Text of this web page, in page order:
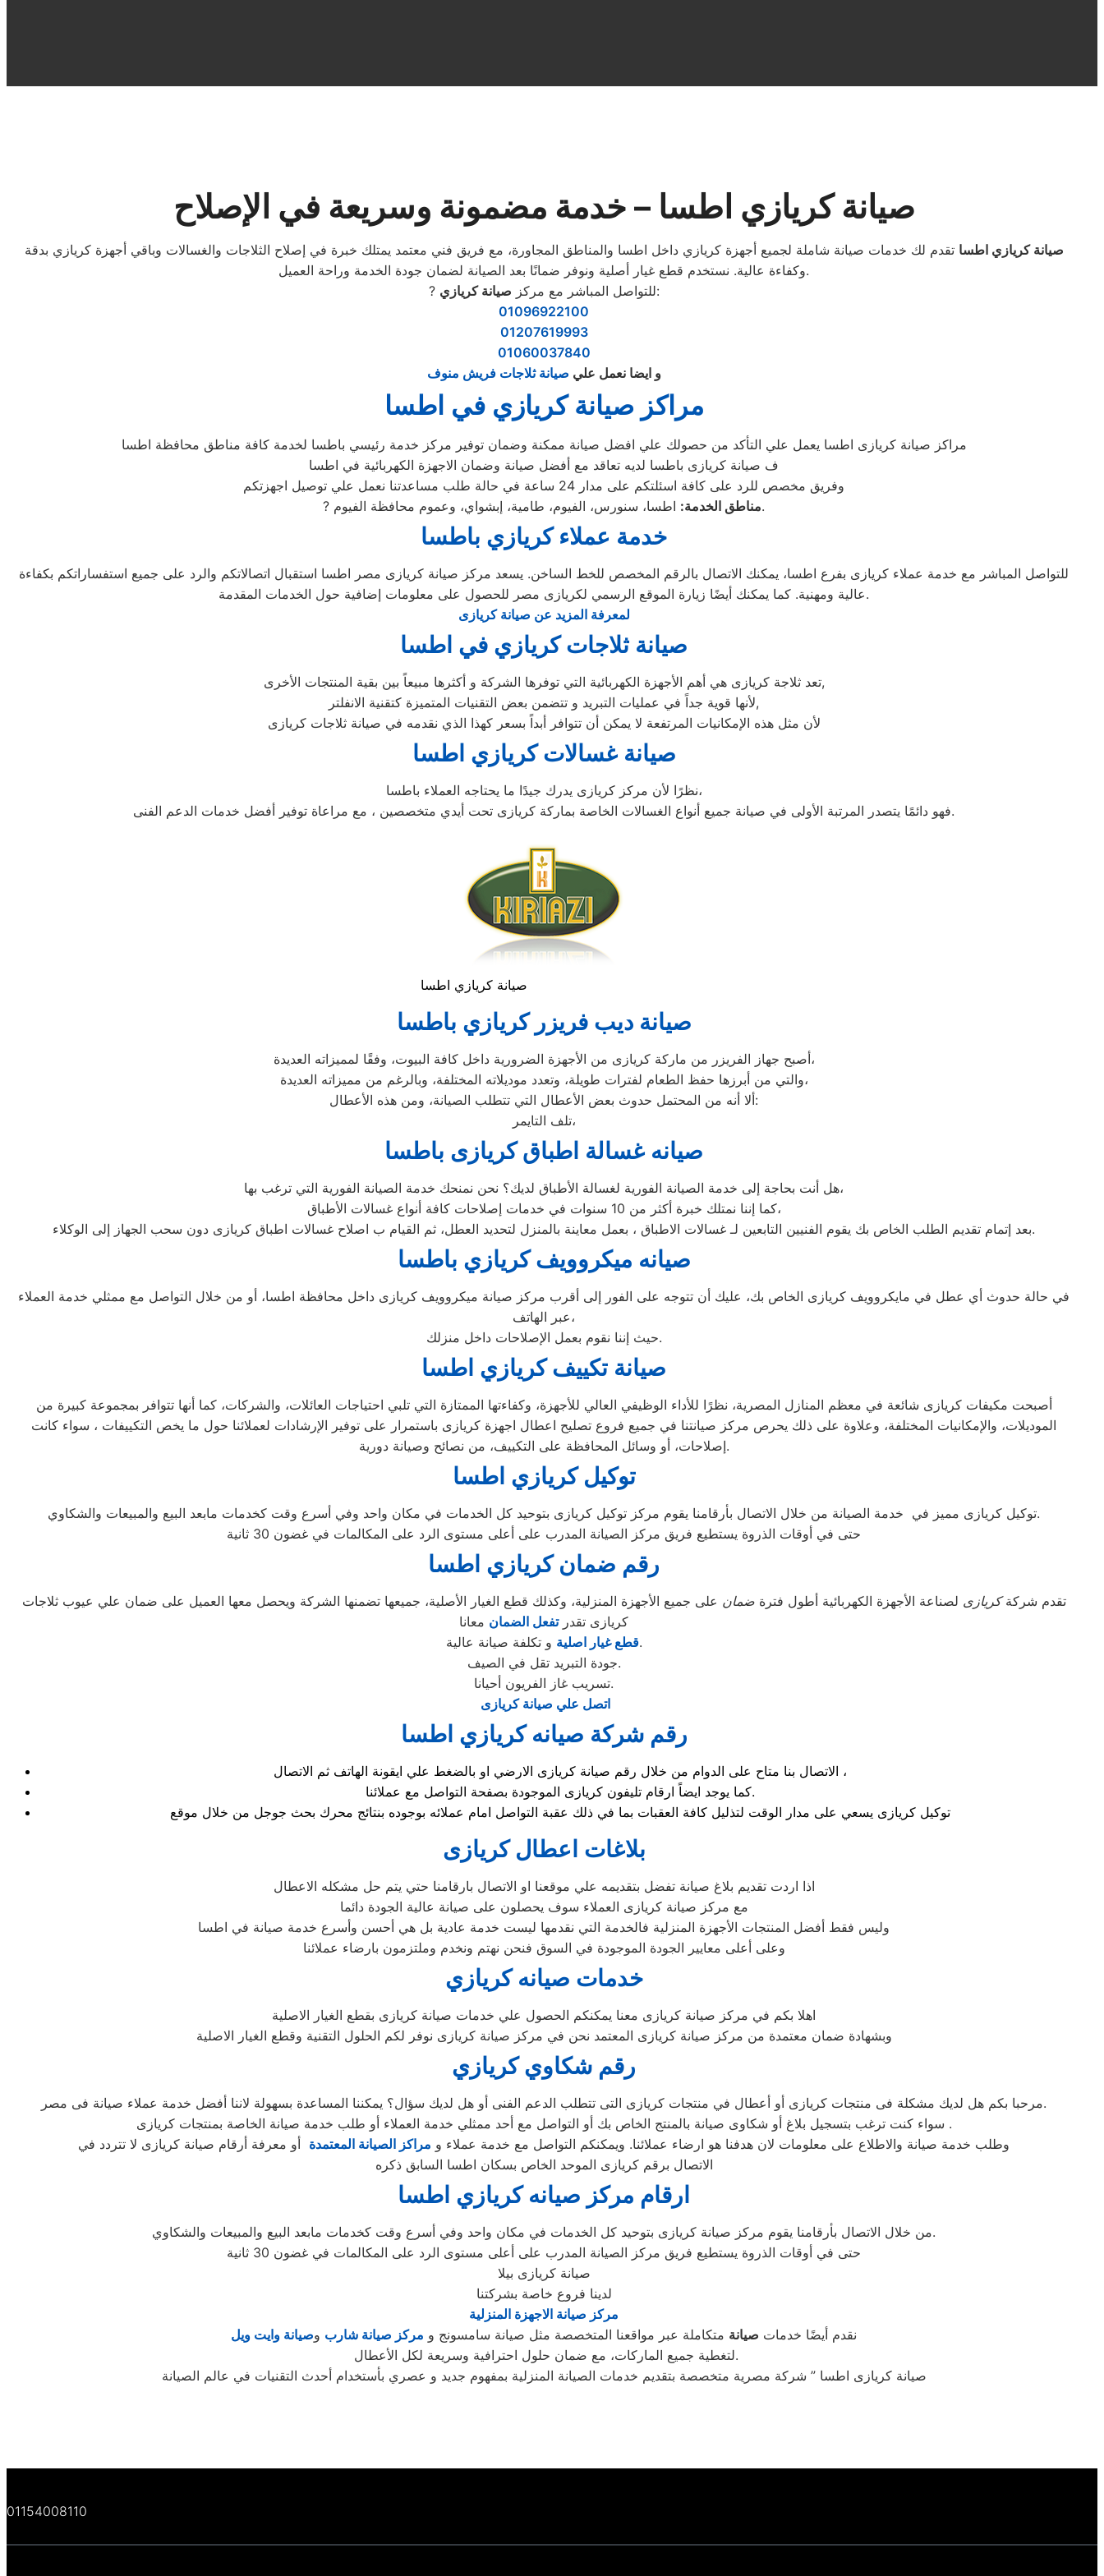
صيانة كريازي اطسا – خدمة مضمونة وسريعة في الإصلاح
صيانة كريازي اطسا تقدم لك خدمات صيانة شاملة لجميع أجهزة كريازي داخل اطسا والمناطق المجاورة، مع فريق فني معتمد يمتلك خبرة في إصلاح الثلاجات والغسالات وباقي أجهزة كريازي بدقة
وكفاءة عالية. نستخدم قطع غيار أصلية ونوفر ضمانًا بعد الصيانة لضمان جودة الخدمة وراحة العميل.
? للتواصل المباشر مع مركز صيانة كريازي
:
01096922100
01207619993
01060037840
و ايضا نعمل علي صيانة ثلاجات فريش منوف
مراكز صيانة كريازي في اطسا
مراكز صيانة كريازى اطسا يعمل علي التأكد من حصولك علي افضل صيانة ممكنة وضمان توفير مركز خدمة رئيسي باطسا لخدمة كافة مناطق محافظة اطسا
ف صيانة كريازى باطسا لديه تعاقد مع أفضل صيانة وضمان الاجهزة الكهربائية في اطسا
وفريق مخصص للرد على كافة اسئلتكم على مدار 24 ساعة في حالة طلب مساعدتنا نعمل علي توصيل اجهزتكم
?
مناطق الخدمة:اطسا، سنورس، الفيوم، طامية، إبشواي، وعموم محافظة الفيوم.
خدمة عملاء كريازي باطسا
للتواصل المباشر مع خدمة عملاء كريازى بفرع اطسا، يمكنك الاتصال بالرقم المخصص للخط الساخن. يسعد مركز صيانة كريازى مصر اطسا استقبال اتصالاتكم والرد على جميع استفساراتكم بكفاءة
عالية ومهنية. كما يمكنك أيضًا زيارة الموقع الرسمي لكريازى مصر للحصول على معلومات إضافية حول الخدمات المقدمة.
لمعرفة المزيد عن صيانة كريازى
صيانة ثلاجات كريازي في اطسا
تعد ثلاجة كريازى هي أهم الأجهزة الكهربائية التي توفرها الشركة و أكثرها مبيعاً بين بقية المنتجات الأخرى,
لأنها قوية جداً في عمليات التبريد و تتضمن بعض التقنيات المتميزة كتقنية الانفلتر,
لأن مثل هذه الإمكانيات المرتفعة لا يمكن أن تتوافر أبداً بسعر كهذا الذي نقدمه في صيانة ثلاجات كريازى
صيانة غسالات كريازي اطسا
نظرًا لأن مركز كريازى يدرك جيدًا ما يحتاجه العملاء باطسا،
فهو دائمًا يتصدر المرتبة الأولى في صيانة جميع أنواع الغسالات الخاصة بماركة كريازى تحت أيدي متخصصين ، مع مراعاة توفير أفضل خدمات الدعم الفنى.
صيانة كريازي اطسا
صيانة ديب فريزر كريازي باطسا
أصبح جهاز الفريزر من ماركة كريازى من الأجهزة الضرورية داخل كافة البيوت، وفقًا لمميزاته العديدة،
والتي من أبرزها حفظ الطعام لفترات طويلة، وتعدد موديلاته المختلفة، وبالرغم من مميزاته العديدة،
ألا أنه من المحتمل حدوث بعض الأعطال التي تتطلب الصيانة، ومن هذه الأعطال:
تلف التايمر،
صيانه غسالة اطباق كريازى باطسا
هل أنت بحاجة إلى خدمة الصيانة الفورية لغسالة الأطباق لديك؟ نحن نمنحك خدمة الصيانة الفورية التي ترغب بها،
كما إننا نمتلك خبرة أكثر من 10 سنوات في خدمات إصلاحات كافة أنواع غسالات الأطباق،
بعد إتمام تقديم الطلب الخاص بك يقوم الفنيين التابعين لـ غسالات الاطباق ، بعمل معاينة بالمنزل لتحديد العطل، ثم القيام ب اصلاح غسالات اطباق كريازى دون سحب الجهاز إلى الوكلاء.
صيانه ميكروويف كريازي باطسا
في حالة حدوث أي عطل في مايكروويف كريازى الخاص بك، عليك أن تتوجه على الفور إلى أقرب مركز صيانة ميكروويف كريازى داخل محافظة اطسا، أو من خلال التواصل مع ممثلي خدمة العملاء
عبر الهاتف،
حيث إننا نقوم بعمل الإصلاحات داخل منزلك.
صيانة تكييف كريازي اطسا
أصبحت مكيفات كريازى شائعة في معظم المنازل المصرية، نظرًا للأداء الوظيفي العالي للأجهزة، وكفاءتها الممتازة التي تلبي احتياجات العائلات، والشركات، كما أنها تتوافر بمجموعة كبيرة من
الموديلات، والإمكانيات المختلفة، وعلاوة على ذلك يحرص مركز صيانتنا في جميع فروع تصليح اعطال اجهزة كريازى باستمرار على توفير الإرشادات لعملائنا حول ما يخص التكييفات ، سواء كانت
إصلاحات، أو وسائل المحافظة على التكييف، من نصائح وصيانة دورية.
توكيل كريازي اطسا
توكيل كريازى مميز في خدمة الصيانة من خلال الاتصال بأرقامنا يقوم مركز توكيل كريازى بتوحيد كل الخدمات في مكان واحد وفي أسرع وقت كخدمات مابعد البيع والمبيعات والشكاوي.
حتى في أوقات الذروة يستطيع فريق مركز الصيانة المدرب على أعلى مستوى الرد على المكالمات في غضون 30 ثانية
رقم ضمان كريازي اطسا
تقدم شركةكريازى لصناعة الأجهزة الكهربائية أطول فترةضمان على جميع الأجهزة المنزلية، وكذلك قطع الغيار الأصلية، جميعها تضمنها الشركة ويحصل معها العميل على ضمان علي عيوب ثلاجات
كريازى تقدرتفعل الضمان معانا
قطع غيار اصليةو تكلفة صيانة عالية.
جودة التبريد تقل في الصيف.
تسريب غاز الفريون أحيانا.
اتصل علي صيانة كريازى
رقم شركة صيانه كريازي اطسا
الاتصال بنا متاح على الدوام من خلال رقم صيانة كريازى الارضي او بالضغط علي ايقونة الهاتف ثم الاتصال ،
كما يوجد ايضاً ارقام تليفون كريازى الموجودة بصفحة التواصل مع عملائنا.
توكيل كريازى يسعي على مدار الوقت لتذليل كافة العقبات بما في ذلك عقبة التواصل امام عملائه بوجوده بنتائج محرك بحث جوجل من خلال موقع
بلاغات اعطال كريازى
اذا اردت تقديم بلاغ صيانة تفضل بتقديمه علي موقعنا او الاتصال بارقامنا حتي يتم حل مشكله الاعطال
مع مركز صيانة كريازى العملاء سوف يحصلون على صيانة عالية الجودة دائما
وليس فقط أفضل المنتجات الأجهزة المنزلية فالخدمة التي نقدمها ليست خدمة عادية بل هي أحسن وأسرع خدمة صيانة في اطسا
وعلى أعلى معايير الجودة الموجودة في السوق فنحن نهتم ونخدم وملتزمون بارضاء عملائنا
خدمات صيانه كريازي
اهلا بكم في مركز صيانة كريازى معنا يمكنكم الحصول علي خدمات صيانة كريازى بقطع الغيار الاصلية
وبشهادة ضمان معتمدة من مركز صيانة كريازى المعتمد نحن في مركز صيانة كريازى نوفر لكم الحلول التقنية وقطع الغيار الاصلية
رقم شكاوي كريازي
مرحبا بكم هل لديك مشكلة فى منتجات كريازى أو أعطال في منتجات كريازى التى تتطلب الدعم الفنى أو هل لديك سؤال؟ يمكننا المساعدة بسهولة لاننا أفضل خدمة عملاء صيانة فى مصر.
سواء كنت ترغب بتسجيل بلاغ أو شكاوى صيانة بالمنتج الخاص بك أو التواصل مع أحد ممثلي خدمة العملاء أو طلب خدمة صيانة الخاصة بمنتجات كريازى .
وطلب خدمة صيانة والاطلاع على معلومات لان هدفنا هو ارضاء عملائنا. ويمكنكم التواصل مع خدمة عملاء و مراكز الصيانة المعتمدة أو معرفة أرقام صيانة كريازى لا تتردد في
الاتصال برقم كريازى الموحد الخاص بسكان اطسا السابق ذكره
ارقام مركز صيانه كريازي اطسا
من خلال الاتصال بأرقامنا يقوم مركز صيانة كريازى بتوحيد كل الخدمات في مكان واحد وفي أسرع وقت كخدمات مابعد البيع والمبيعات والشكاوي.
حتى في أوقات الذروة يستطيع فريق مركز الصيانة المدرب على أعلى مستوى الرد على المكالمات في غضون 30 ثانية
صيانة كريازى بيلا
لدينا فروع خاصة بشركتنا
مركز صيانة الاجهزة المنزلية
نقدم أيضًا خدمات صيانة متكاملة عبر مواقعنا المتخصصة مثل صيانة سامسونج و مركز صيانة شارب وصيانة وايت ويل
لتغطية جميع الماركات، مع ضمان حلول احترافية وسريعة لكل الأعطال.
صيانة كريازى اطسا ” شركة مصرية متخصصة بتقديم خدمات الصيانة المنزلية بمفهوم جديد و عصري بأستخدام أحدث التقنيات في عالم الصيانة
01154008110